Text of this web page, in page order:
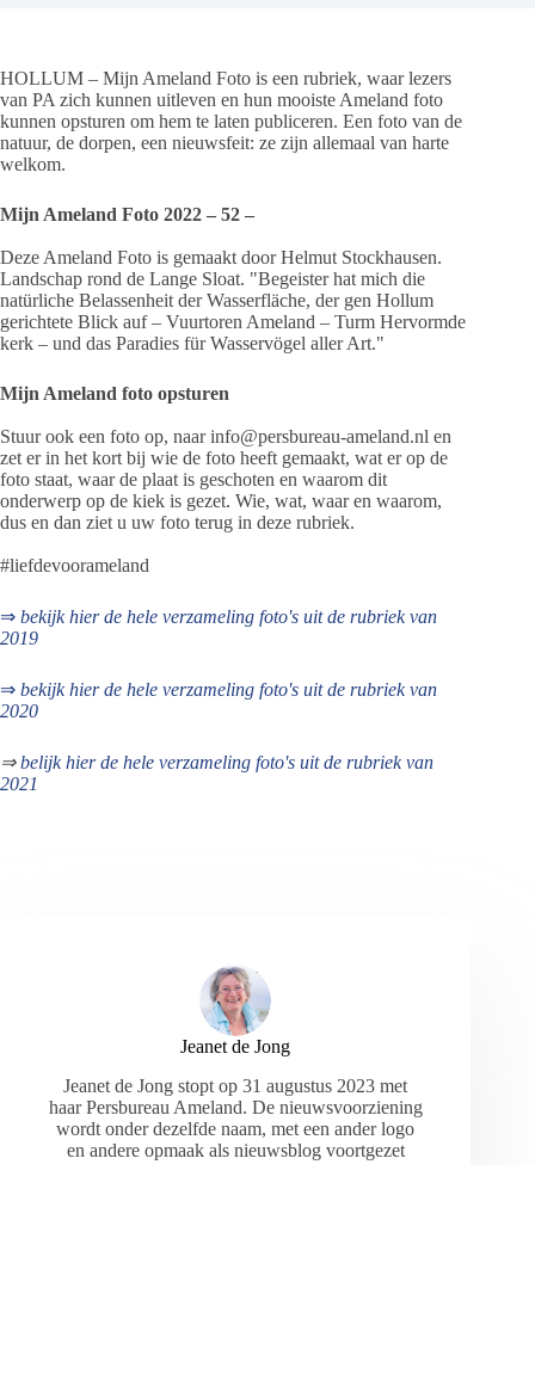
HOLLUM – Mijn Ameland Foto is een rubriek, waar lezers
van PA zich kunnen uitleven en hun mooiste Ameland foto
kunnen opsturen om hem te laten publiceren. Een foto van de
natuur, de dorpen, een nieuwsfeit: ze zijn allemaal van harte
welkom.
Mijn Ameland Foto 2022 – 52 –
Deze Ameland Foto is gemaakt door Helmut Stockhausen.
Landschap rond de Lange Sloat. "Begeister hat mich die
natürliche Belassenheit der Wasserfläche, der gen Hollum
gerichtete Blick auf – Vuurtoren Ameland – Turm Hervormde
kerk – und das Paradies für Wasservögel aller Art."
Mijn Ameland foto opsturen
Stuur ook een foto op, naar info@persbureau-ameland.nl en
zet er in het kort bij wie de foto heeft gemaakt, wat er op de
foto staat, waar de plaat is geschoten en waarom dit
onderwerp op de kiek is gezet. Wie, wat, waar en waarom,
dus en dan ziet u uw foto terug in deze rubriek.
#liefdevoorameland
⇒ bekijk hier de hele verzameling foto's uit de rubriek van
2019
⇒ bekijk hier de hele verzameling foto's uit de rubriek van
2020
⇒belijk hier de hele verzameling foto's uit de rubriek van
2021
Jeanet de Jong
Jeanet de Jong stopt op 31 augustus 2023 met
haar Persbureau Ameland. De nieuwsvoorziening
wordt onder dezelfde naam, met een ander logo
en andere opmaak als nieuwsblog voortgezet